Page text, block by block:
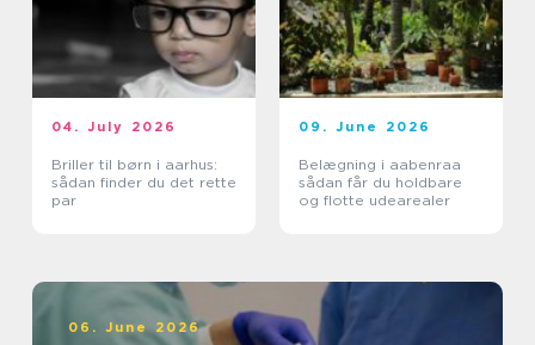
04. July 2026
Briller til børn i aarhus:
sådan finder du det rette
par
09. June 2026
Belægning i aabenraa
sådan får du holdbare
og flotte udearealer
06. June 2026